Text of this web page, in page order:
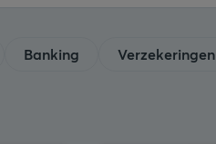
Banking Verzekeringen